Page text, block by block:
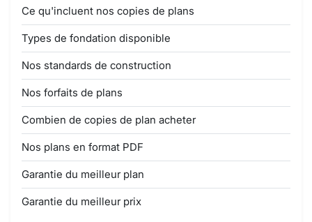
Ce qu'incluent nos copies de plans
Types de fondation disponible
Nos standards de construction
Nos forfaits de plans
Combien de copies de plan acheter
Nos plans en format PDF
Garantie du meilleur plan
Garantie du meilleur prix